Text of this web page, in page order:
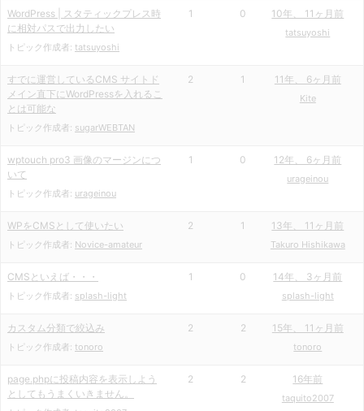
WordPress | スタティックプレス時
に相対パスで出力したい
トピック作成者: tatsuyoshi
1 0 10年、 11ヶ月前
tatsuyoshi
すでに運営しているCMS サイトド
メイン直下にWordPressを入れるこ
とは可能な
トピック作成者: sugarWEBTAN
2 1 11年、 6ヶ月前
Kite
wptouch pro3 画像のマージンにつ
いて
トピック作成者: urageinou
1 0 12年、 6ヶ月前
urageinou
WPをCMSとして使いたい
トピック作成者: Novice-amateur
2 1 13年、 11ヶ月前
Takuro Hishikawa
CMSといえば・・・
トピック作成者: splash-light
1 0 14年、 3ヶ月前
splash-light
カスタム分類で絞込み
トピック作成者: tonoro
2 2 15年、 11ヶ月前
tonoro
page.phpに投稿内容を表示しよう
としてもうまくいきません。
2 2 16年前
taquito2007